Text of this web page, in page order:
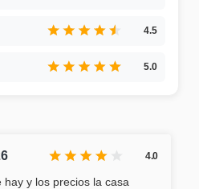
4.5
5.0
4.0
hay y los precios la casa